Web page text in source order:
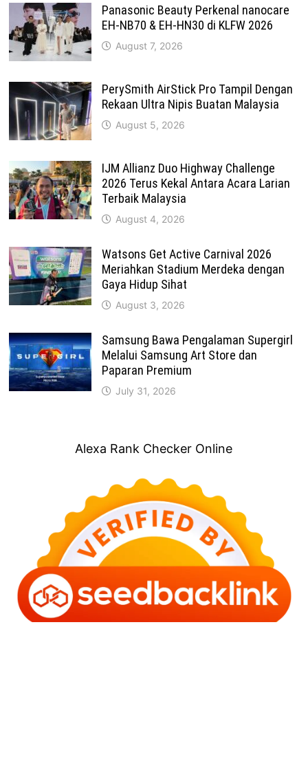
Panasonic Beauty Perkenal nanocare
EH-NB70 & EH-HN30 di KLFW 2026
August 7, 2026
PerySmith AirStick Pro Tampil Dengan
Rekaan Ultra Nipis Buatan Malaysia
August 5, 2026
IJM Allianz Duo Highway Challenge
2026 Terus Kekal Antara Acara Larian
Terbaik Malaysia
August 4, 2026
Watsons Get Active Carnival 2026
Meriahkan Stadium Merdeka dengan
Gaya Hidup Sihat
August 3, 2026
Samsung Bawa Pengalaman Supergirl
Melalui Samsung Art Store dan
Paparan Premium
July 31, 2026
Alexa Rank Checker Online